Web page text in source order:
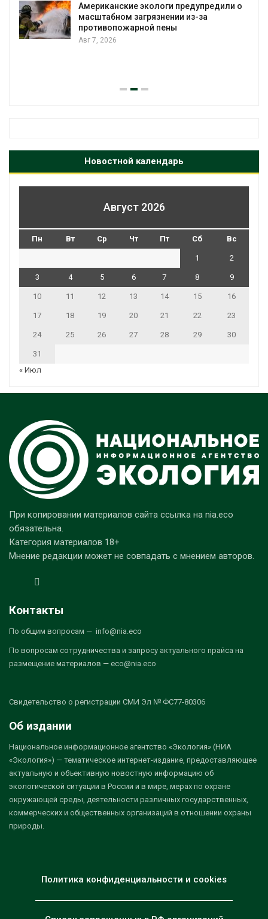
Американские экологи предупредили о
масштабном загрязнении из-за
противопожарной пены
Авг 7, 2026
Новостной календарь
Август 2026
Пн Вт Ср Чт Пт Сб Вс
1 2
3 4 5 6 7 8 9
10 11 12 13 14 15 16
17 18 19 20 21 22 23
24 25 26 27 28 29 30
31
« Июл
При копировании материалов сайта ссылка на nia.eco
обязательна.
Категория материалов 18+
Мнение редакции может не совпадать с мнением авторов.
Контакты
По общим вопросам — info@nia.eco
По вопросам сотрудничества и запросу актуального прайса на
размещение материалов — eco@nia.eco
Свидетельство о регистрации СМИ Эл № ФС77-80306
Об издании
Национальное информационное агентство «Экология» (НИА
«Экология») — тематическое интернет-издание, предоставляющее
актуальную и объективную новостную информацию об
экологической ситуации в России и в мире, мерах по охране
окружающей среды, деятельности различных государственных,
коммерческих и общественных организаций в отношении охраны
природы.
Политика конфиденциальности и cookies